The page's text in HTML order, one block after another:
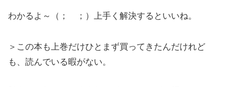
わかるよ～（； ；）上手く解決するといいね。
＞この本も上巻だけひとまず買ってきたんだけれど
も、読んでいる暇がない。